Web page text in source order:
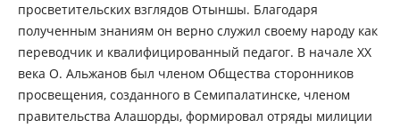
просветительских взглядов Отыншы. Благодаря
полученным знаниям он верно служил своему народу как
переводчик и квалифицированный педагог. В начале ХХ
века О. Альжанов был членом Общества сторонников
просвещения, созданного в Семипалатинске, членом
правительства Алашорды, формировал отряды милиции